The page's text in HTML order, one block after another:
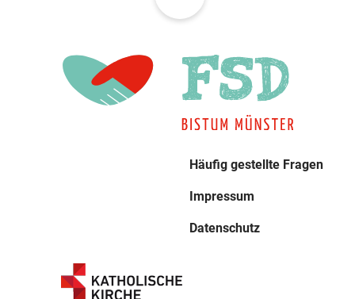
Häufig gestellte Fragen
Impressum
Datenschutz